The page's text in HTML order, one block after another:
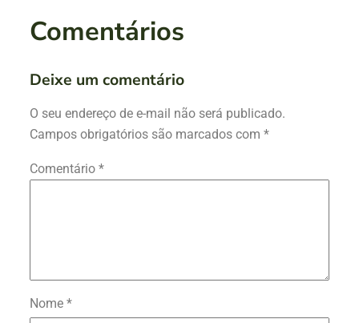
Comentários
Deixe um comentário
O seu endereço de e-mail não será publicado.
Campos obrigatórios são marcados com *
Comentário *
Nome *